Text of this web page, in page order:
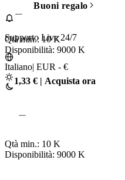
Buoni regalo
Supporto Live 24/7
Italiano| EUR - €
Qtà min.: 10K
Disponibilità: 9000 K
1,33 € | Acquista ora
Qtà min.: 10 K
Disponibilità: 9000 K